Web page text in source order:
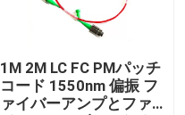
1M 2M LC FC PMパッチ
コード 1550nm 偏振 フ
ァイバーアンプとファ